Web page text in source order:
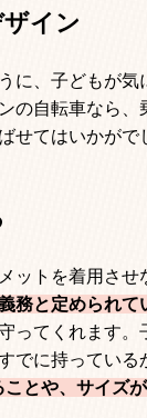
イン
に、子どもが
の自転車なら
せてはいかがで
ットを着用させ
務と定められて
ってくれます
でに持ってい
とや、サイズ